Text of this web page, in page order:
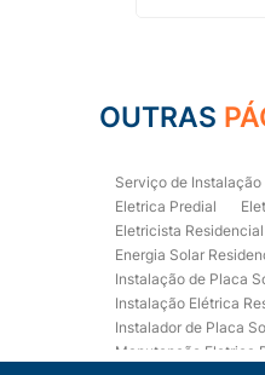
OUTRAS
Serviço de Instalação
Eletrica Predial
Eletricista
Energia Solar
Instalação de Placa
Instalação Elétrica
Instalador de Placa
Manutenção Eletrica